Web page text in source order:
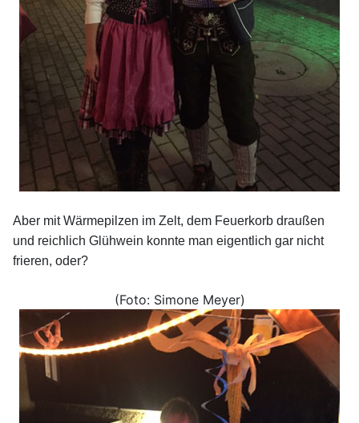
Aber mit Wärmepilzen im Zelt, dem Feuerkorb draußen
und reichlich Glühwein konnte man eigentlich gar nicht
frieren, oder?
(Foto: Simone Meyer)